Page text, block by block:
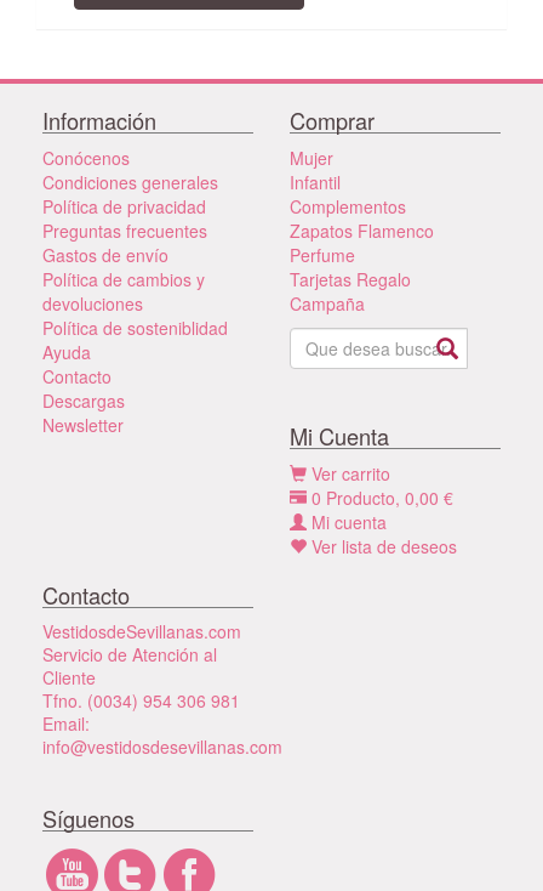
Información
Conócenos
Condiciones generales
Política de privacidad
Preguntas frecuentes
Gastos de envío
Política de cambios y
devoluciones
Política de sosteniblidad
Ayuda
Contacto
Descargas
Newsletter
Comprar
Mujer
Infantil
Complementos
Zapatos Flamenco
Perfume
Tarjetas Regalo
Campaña
Mi Cuenta
Ver carrito
0 Producto, 0,00 €
Mi cuenta
Ver lista de deseos
Contacto
VestidosdeSevillanas.com
Servicio de Atención al
Cliente
Tfno. (0034) 954 306 981
Email:
info@vestidosdesevillanas.com
Síguenos